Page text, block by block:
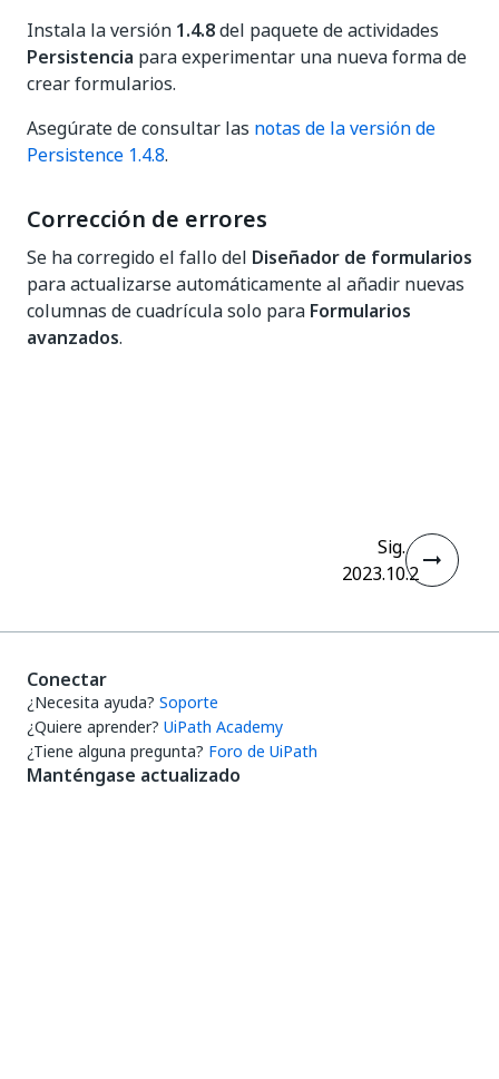
Instala la versión 1.4.8del paquete de actividades
Persistencia para experimentar una nueva forma de
crear formularios.
Asegúrate de consultar las notas de la versión de
Persistence 1.4.8.
Corrección de errores
Se ha corregido el fallo del Diseñador de formularios
para actualizarse automáticamente al añadir nuevas
columnas de cuadrícula solo para Formularios
avanzados.
Sig.
2023.10.2
Conectar
¿Necesita ayuda? Soporte
¿Quiere aprender? UiPath Academy
¿Tiene alguna pregunta? Foro de UiPath
Manténgase actualizado